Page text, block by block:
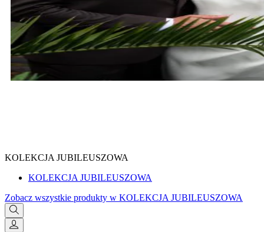
KOLEKCJA JUBILEUSZOWA
KOLEKCJA JUBILEUSZOWA
Zobacz wszystkie produkty w KOLEKCJA JUBILEUSZOWA